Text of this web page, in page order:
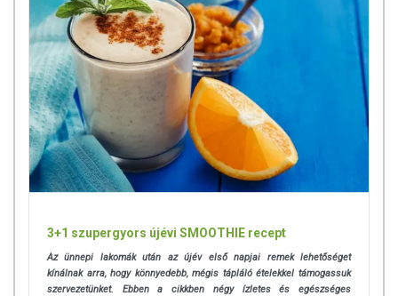
3+1 szupergyors újévi SMOOTHIE recept
Az ünnepi lakomák után az újév első napjai remek lehetőséget
kínálnak arra, hogy könnyedebb, mégis tápláló ételekkel támogassuk
szervezetünket. Ebben a cikkben négy ízletes és egészséges